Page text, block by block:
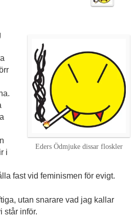
Eders Ödmjuke dissar floskler
i
fast vid feminismen för evigt.
utan snarare vad jag kallar
står inför.